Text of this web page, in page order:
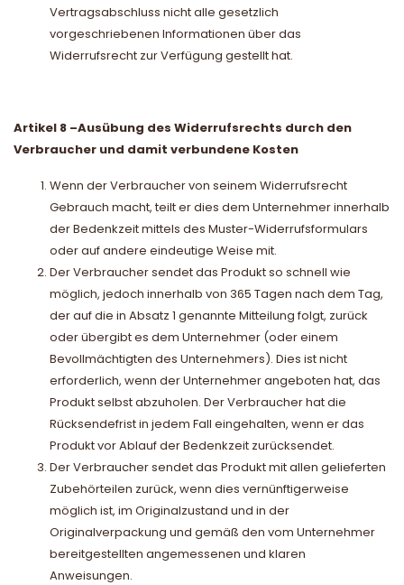
Vertragsabschluss nicht alle gesetzlich
vorgeschriebenen Informationen über das
Widerrufsrecht zur Verfügung gestellt hat.
Artikel 8 –Ausübung des Widerrufsrechts durch den
Verbraucher und damit verbundene Kosten
Wenn der Verbraucher von seinem Widerrufsrecht
Gebrauch macht, teilt er dies dem Unternehmer innerhalb
der Bedenkzeit mittels des Muster-Widerrufsformulars
oder auf andere eindeutige Weise mit.
Der Verbraucher sendet das Produkt so schnell wie
möglich, jedoch innerhalb von 365 Tagen nach dem Tag,
der auf die in Absatz 1 genannte Mitteilung folgt, zurück
oder übergibt es dem Unternehmer (oder einem
Bevollmächtigten des Unternehmers). Dies ist nicht
erforderlich, wenn der Unternehmer angeboten hat, das
Produkt selbst abzuholen. Der Verbraucher hat die
Rücksendefrist in jedem Fall eingehalten, wenn er das
Produkt vor Ablauf der Bedenkzeit zurücksendet.
Der Verbraucher sendet das Produkt mit allen gelieferten
Zubehörteilen zurück, wenn dies vernünftigerweise
möglich ist, im Originalzustand und in der
Originalverpackung und gemäß den vom Unternehmer
bereitgestellten angemessenen und klaren
Anweisungen.